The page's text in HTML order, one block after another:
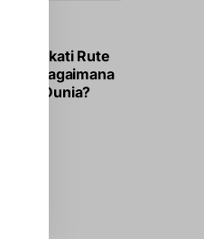
Sepakati Rute
Bagaimana
ke Dunia?